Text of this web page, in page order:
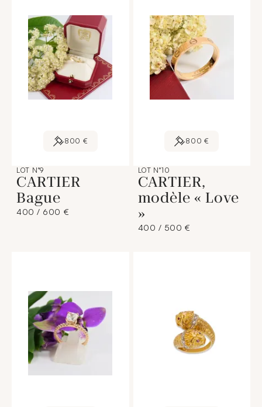
800 €
LOT N°9
CARTIER
Bague
400 / 600 €
800 €
LOT N°10
CARTIER,
modèle « Love
»
400 / 500 €